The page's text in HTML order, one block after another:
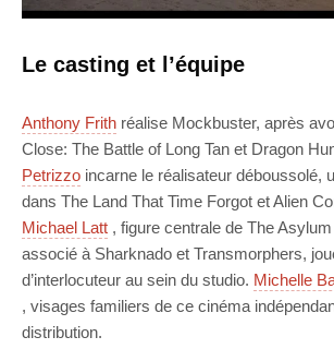
Le casting et l’équipe
Anthony Frith réalise Mockbuster, après
Close: The Battle of Long Tan et Dragon
Petrizzo incarne le réalisateur déboussolé,
dans The Land That Time Forgot et Alien
Michael Latt , figure centrale de The
associé à Sharknado et Transmorphers,
d’interlocuteur au sein du studio. Michelle
, visages familiers de ce cinéma
distribution.